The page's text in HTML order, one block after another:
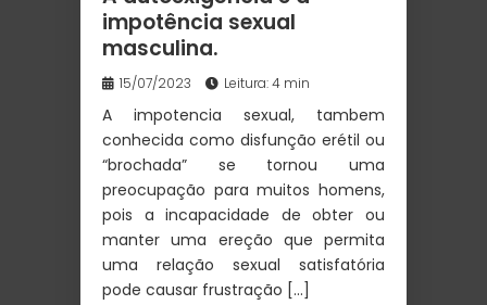
impotência sexual
masculina.
15/07/2023 Leitura: 4 min
A impotencia sexual, tambem
conhecida como disfunção erétil ou
“brochada” se tornou uma
preocupação para muitos homens,
pois a incapacidade de obter ou
manter uma ereção que permita
uma relação sexual satisfatória
pode causar frustração […]